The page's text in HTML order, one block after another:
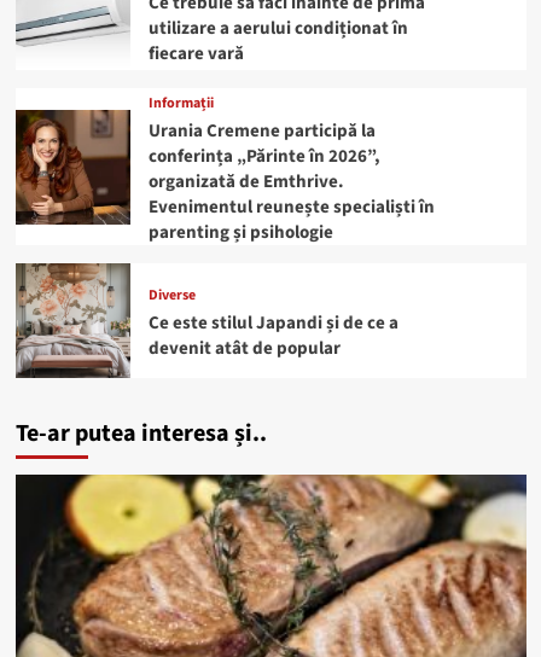
utilizare a aerului condiționat în
fiecare vară
Informații
Urania Cremene participă la
conferința „Părinte în 2026”,
organizată de Emthrive.
Evenimentul reunește specialiști în
parenting și psihologie
Diverse
Ce este stilul Japandi și de ce a
devenit atât de popular
Te-ar putea interesa și..